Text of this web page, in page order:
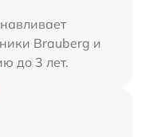
Brauberg и
до 3 лет.